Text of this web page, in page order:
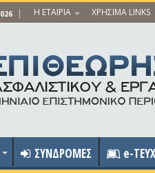
Η ΕΤΑΙΡΙΑ ΧΡΗΣΙΜΑ LINKS
ΣΥΝΔΡΟΜΕΣ e-